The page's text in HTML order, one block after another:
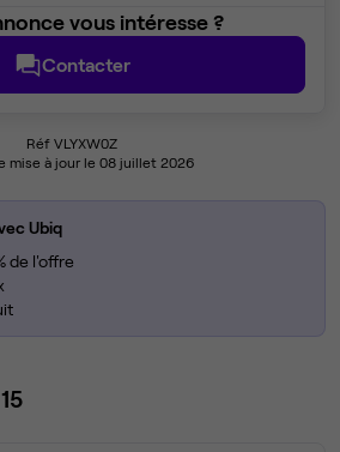
vous intéresse ?
Contacter
Réf VLYXW0Z
mise à jour le 08 juillet 2026
Ubiq
de l'offre